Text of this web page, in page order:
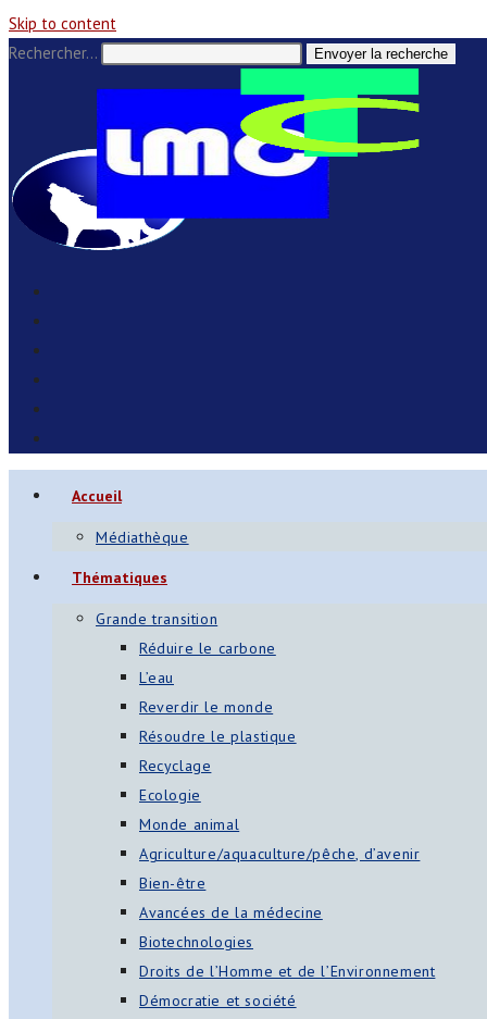
Skip to content
Rechercher…
Envoyer la recherche
Accueil
Médiathèque
Thématiques
Grande transition
Réduire le carbone
L’eau
Reverdir le monde
Résoudre le plastique
Recyclage
Ecologie
Monde animal
Agriculture/aquaculture/pêche, d’avenir
Bien-être
Avancées de la médecine
Biotechnologies
Droits de l’Homme et de l’Environnement
Démocratie et société